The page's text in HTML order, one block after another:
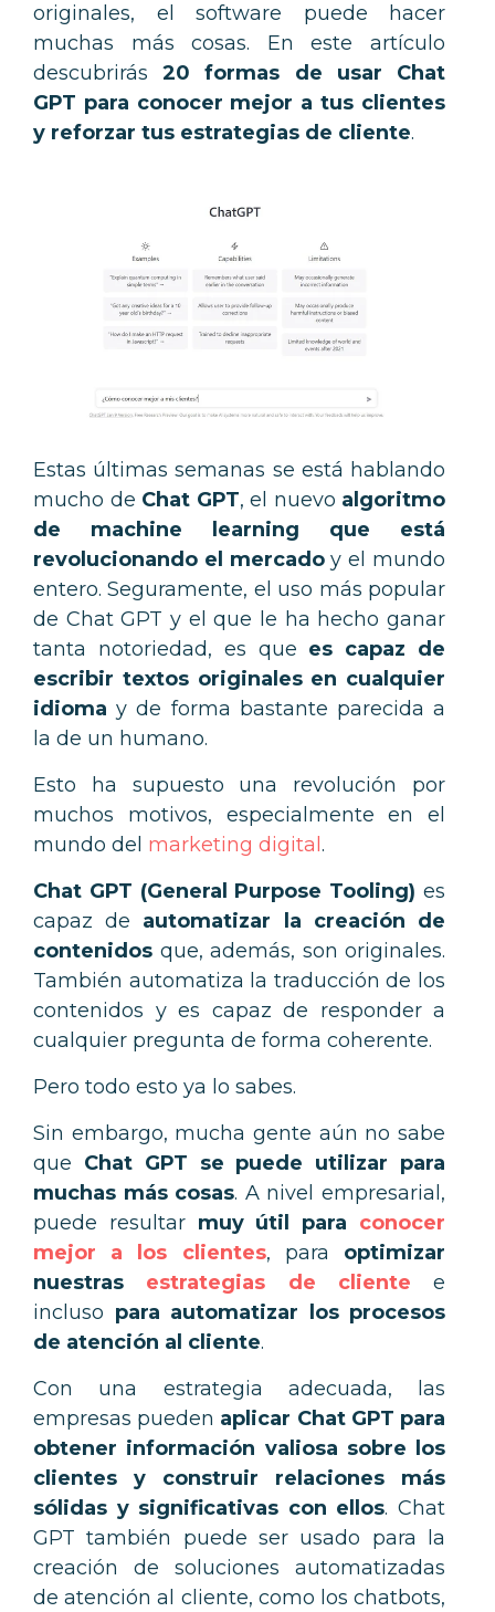
originales, el software puede hacer
muchas más cosas. En este artículo
descubrirás20 formas de usar Chat
GPT para conocer mejor a tus clientes
y reforzar tus estrategias de cliente.
Estas últimas semanas se está hablando
mucho de Chat GPT, el nuevo algoritmo
de machine learning que está
revolucionando el mercadoy el mundo
entero. Seguramente, el uso más popular
de Chat GPT y el que le ha hecho ganar
tanta notoriedad, es que es capaz de
escribir textos originales en cualquier
idioma y de forma bastante parecida a
la de un humano.
Esto ha supuesto una revolución por
muchos motivos, especialmente en el
mundo del marketing digital .
Chat GPT (General Purpose Tooling) es
capaz de automatizar la creación de
contenidos que, además, son originales.
También automatiza la traducción de los
contenidos y es capaz de responder a
cualquier pregunta de forma coherente.
Pero todo esto ya lo sabes.
Sin embargo, mucha gente aún no sabe
que Chat GPT se puede utilizar para
muchas más cosas. A nivel empresarial,
puede resultar muy útil para conocer
mejor a los clientes, para optimizar
nuestras estrategias de cliente e
incluso para automatizar los procesos
de atención al cliente.
Con una estrategia adecuada, las
empresas pueden aplicar Chat GPT para
obtener información valiosa sobre los
clientes y construir relaciones más
sólidas y significativas con ellos. Chat
GPT también puede ser usado para la
creación de soluciones automatizadas
de atención al cliente, como los chatbots,